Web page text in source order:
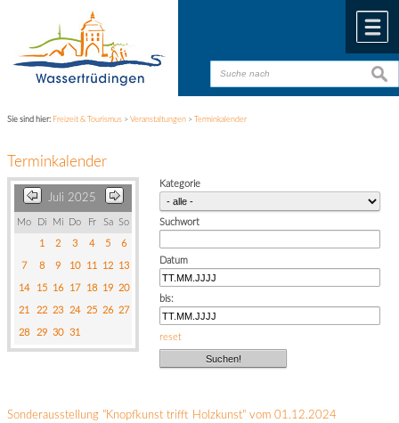
Sie sind hier: Freizeit & Tourismus >Veranstaltungen > Terminkalender
Terminkalender
Juli 2025
Mo Di Mi Do Fr Sa So
1 2 3 4 5 6
7 8 9 10 11 12 13
14 15 16 17 18 19 20
21 22 23 24 25 26 27
28 29 30 31
Kategorie
Suchwort
Datum
bis:
reset
Sonderausstellung "Knopfkunst trifft Holzkunst" vom 01.12.2024